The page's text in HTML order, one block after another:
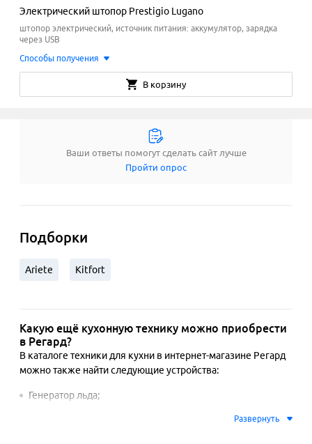
Электрический штопор Prestigio Lugano
штопор электрический, источник питания: аккумулятор, зарядка
через USB
Способы получения
В корзину
Ваши ответы помогут сделать сайт лучше
Пройти опрос
Подборки
Ariete Kitfort
Какую ещё кухонную технику можно приобрести
в Регард?
В каталоге техники для кухни в интернет-магазине Регард
можно также найти следующие устройства:
Генератор льда;
Развернуть